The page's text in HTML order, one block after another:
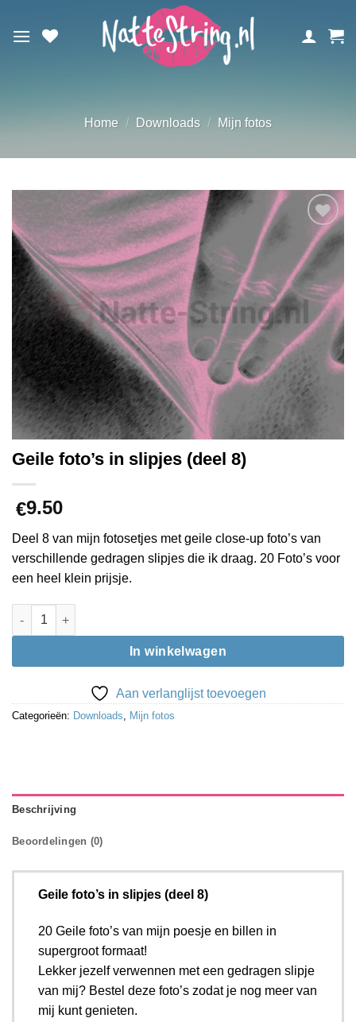
naar
Home / Downloads / Mijn fotos
Aan
verlanglijst
toevoegen
Geile foto’s in slipjes (deel 8)
€9.50
Deel 8 van mijn fotosetjes met geile close-up foto’s van
verschillende gedragen slipjes die ik draag. 20 Foto’s voor
een heel klein prijsje.
Geile foto’s in slipjes (deel 8) aantal
In winkelwagen
Aan verlanglijst toevoegen
Categorieën: Downloads, Mijn fotos
Beschrijving
Beoordelingen (0)
Geile foto’s in slipjes (deel 8)
20 Geile foto’s van mijn poesje en billen in
supergroot formaat!
Lekker jezelf verwennen met een gedragen slipje
van mij? Bestel deze foto’s zodat je nog meer van
mij kunt genieten.